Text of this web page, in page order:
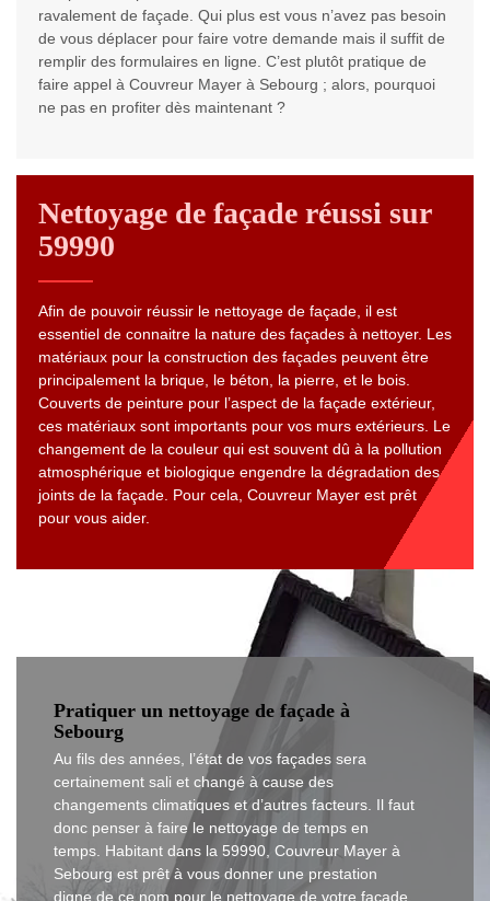
ravalement de façade. Qui plus est vous n’avez pas besoin
de vous déplacer pour faire votre demande mais il suffit de
remplir des formulaires en ligne. C’est plutôt pratique de
faire appel à Couvreur Mayer à Sebourg ; alors, pourquoi
ne pas en profiter dès maintenant ?
Nettoyage de façade réussi sur
59990
Afin de pouvoir réussir le nettoyage de façade, il est
essentiel de connaitre la nature des façades à nettoyer. Les
matériaux pour la construction des façades peuvent être
principalement la brique, le béton, la pierre, et le bois.
Couverts de peinture pour l’aspect de la façade extérieur,
ces matériaux sont importants pour vos murs extérieurs. Le
changement de la couleur qui est souvent dû à la pollution
atmosphérique et biologique engendre la dégradation des
joints de la façade. Pour cela, Couvreur Mayer est prêt
pour vous aider.
Pratiquer un nettoyage de façade à
Sebourg
Au fils des années, l’état de vos façades sera
certainement sali et changé à cause des
changements climatiques et d’autres facteurs. Il faut
donc penser à faire le nettoyage de temps en
temps. Habitant dans la 59990, Couvreur Mayer à
Sebourg est prêt à vous donner une prestation
digne de ce nom pour le nettoyage de votre façade.